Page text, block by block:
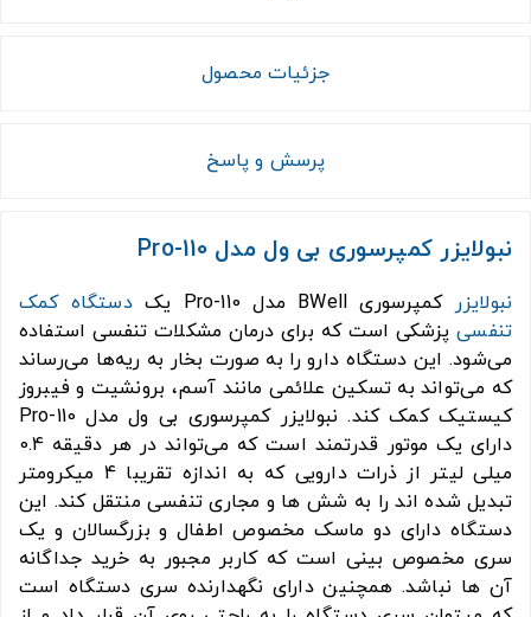
جزئیات محصول
پرسش و پاسخ
نبولایزر کمپرسوری بی ول مدل Pro-110
نبولایزر کمپرسوری BWell مدل Pro-110 یک
دستگاه کمک
تنفسیپزشکی است که برای درمان مشکلات تنفسی استفاده
می‌شود. این دستگاه دارو را به صورت بخار به ریه‌ها می‌رساند
که می‌تواند به تسکین علائمی مانند آسم، برونشیت و فیبروز
کیستیک کمک کند. نبولایزر کمپرسوری بی ول مدل Pro-110
دارای یک موتور قدرتمند است که می‌تواند در هر دقیقه 0.4
میلی لیتر از ذرات دارویی که به اندازه تقریبا 4 میکرومتر
تبدیل شده اند را به شش ها و مجاری تنفسی منتقل کند. این
دستگاه دارای دو ماسک مخصوص اطفال و بزرگسالان و یک
سری مخصوص بینی است که کاربر مجبور به خرید جداگانه
آن ها نباشد. همچنین دارای نگهدارنده سری دستگاه است